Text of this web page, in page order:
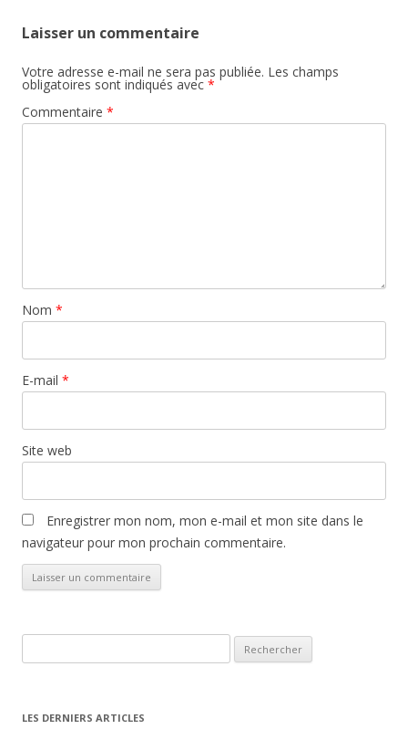
Laisser un commentaire
Votre adresse e-mail ne sera pas publiée. Les champs
obligatoires sont indiqués avec *
Commentaire *
Nom *
E-mail *
Site web
Enregistrer mon nom, mon e-mail et mon site dans le
navigateur pour mon prochain commentaire.
LES DERNIERS ARTICLES